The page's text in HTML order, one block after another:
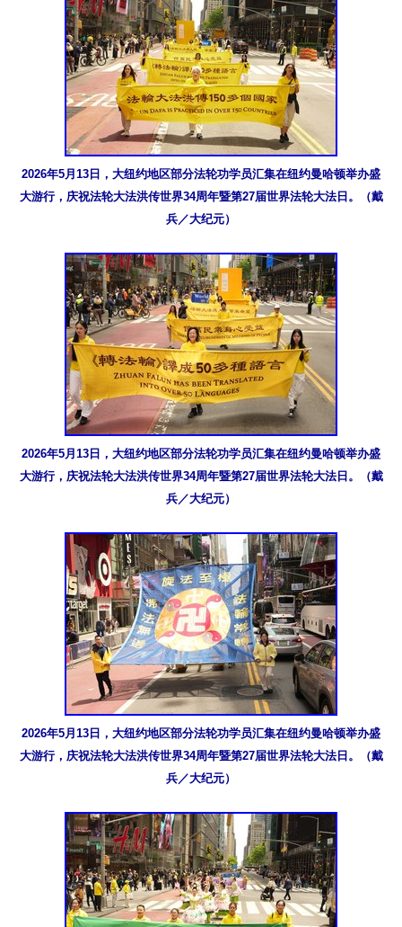
2026年5月13日，大纽约地区部分法轮功学员汇集在纽约曼哈顿举办盛
大游行，庆祝法轮大法洪传世界34周年暨第27届世界法轮大法日。（戴
兵／大纪元）
2026年5月13日，大纽约地区部分法轮功学员汇集在纽约曼哈顿举办盛
大游行，庆祝法轮大法洪传世界34周年暨第27届世界法轮大法日。（戴
兵／大纪元）
2026年5月13日，大纽约地区部分法轮功学员汇集在纽约曼哈顿举办盛
大游行，庆祝法轮大法洪传世界34周年暨第27届世界法轮大法日。（戴
兵／大纪元）